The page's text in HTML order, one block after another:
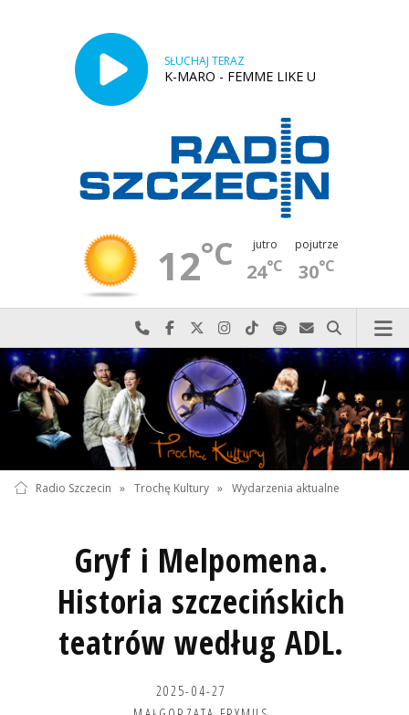
SŁUCHAJ TERAZ
K-MARO - FEMME LIKE U
12°C jutro
24°C
pojutrze
30°C
Najlepiej po prostu do nas zadzwoń
Odwiedź nas na Facebook-u
Odwiedź nas na X
Odwiedź nas na Instagram-ie
Odwiedź nas na TikTok-u
Szukaj nas na Spotify
Wyślij do nas
Szukaj
Radio Szczecin » Trochę Kultury » Wydarzenia aktualne
Gryf i Melpomena.
Historia szczecińskich
teatrów według ADL.
2025-04-27